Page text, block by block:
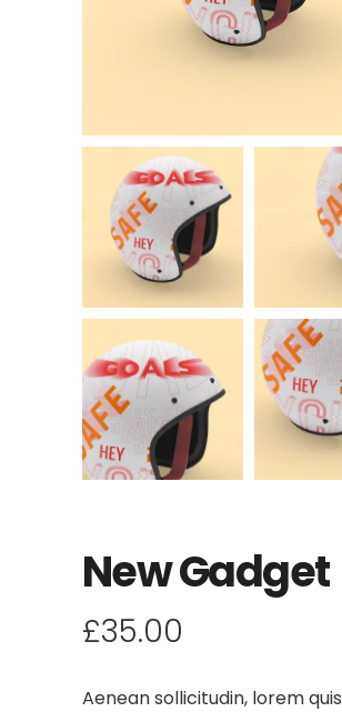
New Gadget
£35.00
Aenean sollicitudin, lorem quis